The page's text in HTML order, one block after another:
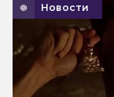
Новости